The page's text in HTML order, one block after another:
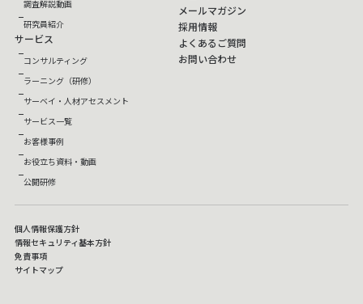
調査解説動画
研究員紹介
サービス
コンサルティング
ラーニング（研修）
サーベイ・人材アセスメント
サービス一覧
お客様事例
お役立ち資料・動画
公開研修
メールマガジン
採用情報
よくあるご質問
お問い合わせ
個人情報保護方針
情報セキュリティ基本方針
免責事項
サイトマップ